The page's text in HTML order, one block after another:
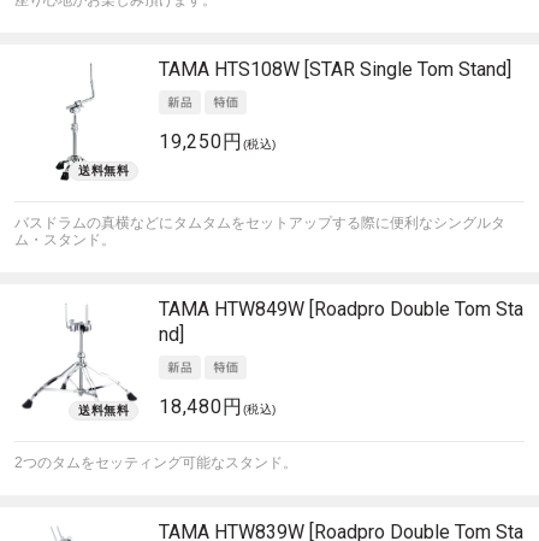
TAMA HTS108W [STAR Single Tom Stand]
19,250円 (税込)
バスドラムの真横などにタムタムをセットアップする際に便利なシングルタ
ム・スタンド。
TAMA HTW849W [Roadpro Double Tom Sta
nd]
18,480円 (税込)
2つのタムをセッティング可能なスタンド。
TAMA HTW839W [Roadpro Double Tom Sta